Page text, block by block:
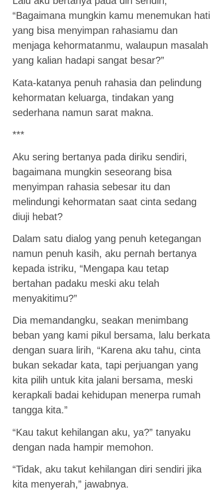
“Bagaimana mungkin kamu menemukan hati
yang bisa menyimpan rahasiamu dan
menjaga kehormatanmu, walaupun masalah
yang kalian hadapi sangat besar?”
Kata-katanya penuh rahasia dan pelindung
kehormatan keluarga, tindakan yang
sederhana namun sarat makna.
***
Aku sering bertanya pada diriku sendiri,
bagaimana mungkin seseorang bisa
menyimpan rahasia sebesar itu dan
melindungi kehormatan saat cinta sedang
diuji hebat?
Dalam satu dialog yang penuh ketegangan
namun penuh kasih, aku pernah bertanya
kepada istriku, “Mengapa kau tetap
bertahan padaku meski aku telah
menyakitimu?”
Dia memandangku, seakan menimbang
beban yang kami pikul bersama, lalu berkata
dengan suara lirih, “Karena aku tahu, cinta
bukan sekadar kata, tapi perjuangan yang
kita pilih untuk kita jalani bersama, meski
kerapkali badai kehidupan menerpa rumah
tangga kita.”
“Kau takut kehilangan aku, ya?” tanyaku
dengan nada hampir memohon.
“Tidak, aku takut kehilangan diri sendiri jika
kita menyerah,” jawabnya.